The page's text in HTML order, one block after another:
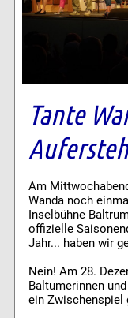
Tante
Am
Wanda noch
Inselbühne
offizielle
Jahr... haben wir
Nein! Am 28.
Baltumerinnen
ein Zwischenspiel